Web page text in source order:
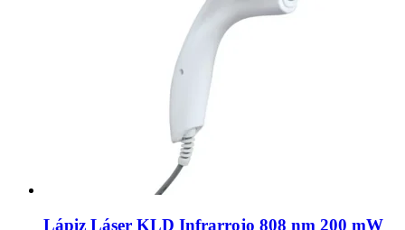
Lápiz Láser KLD Infrarrojo 808 nm 200 mW